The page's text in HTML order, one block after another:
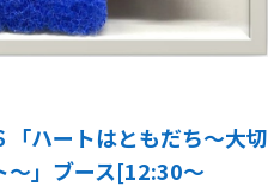
ハートはともだち～大切
～」ブース[12:30～